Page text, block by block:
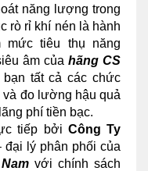
năng lượng trong
rò rỉ khí nén là hành
mức tiêu thụ năng
âm của hãng CS
tất cả các chức
và đo lường hậu quả
phí tiền bạc.
tiếp bởi Công Ty
đại lý phân phối của
với chính sách